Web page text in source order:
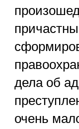
дела об
очень